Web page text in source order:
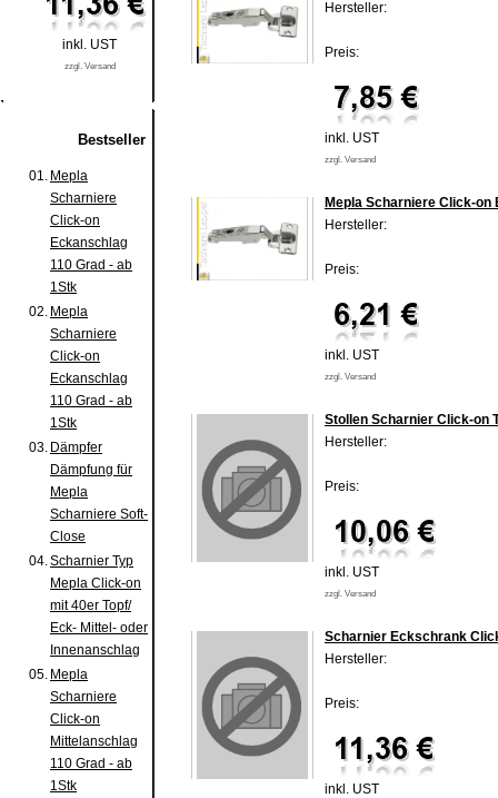
inkl. UST
zzgl. Versand
Bestseller
01. Mepla
Scharniere
Click-on
Eckanschlag
110 Grad - ab
1Stk
02. Mepla
Scharniere
Click-on
Eckanschlag
110 Grad - ab
1Stk
03. Dämpfer
Dämpfung für
Mepla
Scharniere Soft-
Close
04.Scharnier Typ
Mepla Click-on
mit 40er Topf/
Eck- Mittel- oder
Innenanschlag
05. Mepla
Scharniere
Click-on
Mittelanschlag
110 Grad - ab
1Stk
Hersteller:
Preis:
inkl. UST
zzgl. Versand
Mepla Scharniere Click-on
Hersteller:
Preis:
inkl. UST
zzgl. Versand
Stollen Scharnier Click-on
Hersteller:
Preis:
inkl. UST
zzgl. Versand
Scharnier Eckschrank
Hersteller:
Preis:
inkl. UST